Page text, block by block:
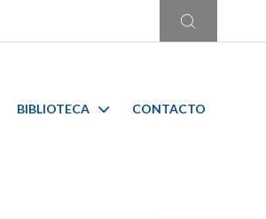
BIBLIOTECA CONTACTO